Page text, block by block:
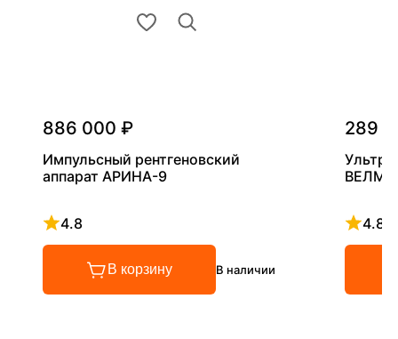
886 000 ₽
Импульсный рентгеновский
аппарат АРИНА-9
4.8
Рейтинг 4.8 из 5
В корзину В наличии
289
4.8